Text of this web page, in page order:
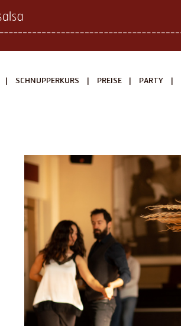
| SCHNUPPERKURS | PREISE | PARTY |